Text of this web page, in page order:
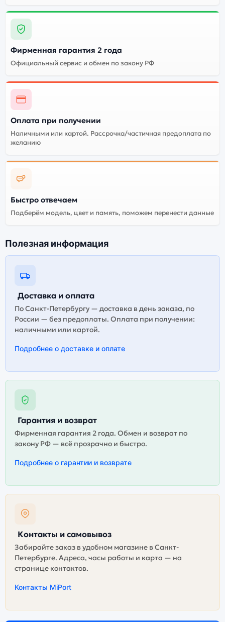
Доставка и самовывоз
(глянцевая чёрная
Фирменная гарантия 2 года
Официальный сервис и обмен по закону РФ
Оплата при получении
Наличными или картой. Рассрочка/частичная предоплата по
желанию
Быстро отвечаем
Подберём модель, цвет и память, поможем перенести данные
Полезная информация
Доставка и оплата
По Санкт-Петербургу — доставка в день заказа, по
России — без предоплаты. Оплата при получении:
наличными или картой.
Подробнее о доставке и оплате
Гарантия и возврат
Фирменная гарантия 2 года. Обмен и возврат по
закону РФ — всё прозрачно и быстро.
Подробнее о гарантии и возврате
Контакты и самовывоз
Забирайте заказ в удобном магазине в Санкт-
Петербурге. Адреса, часы работы и карта — на
странице контактов.
Контакты MiPort